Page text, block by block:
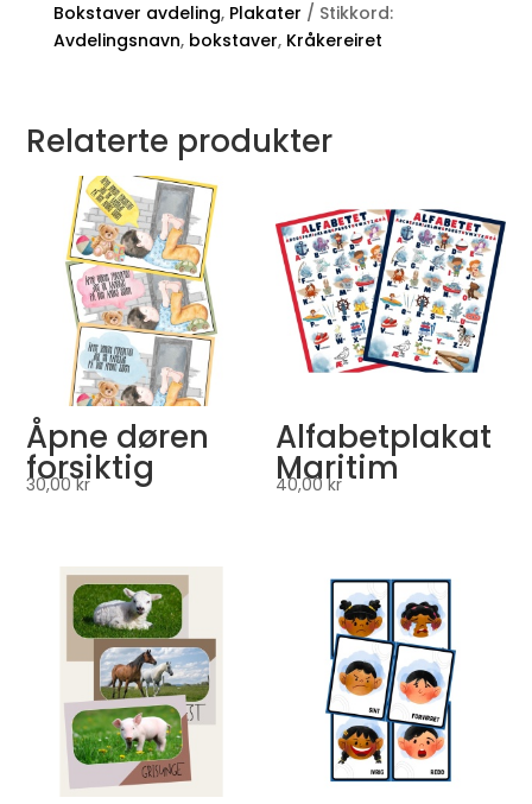
Bokstaver avdeling, Plakater
Stikkord:
Avdelingsnavn, bokstaver, Kråkereiret
Relaterte produkter
Åpne døren
forsiktig
30,00kr
Alfabetplakat
Maritim
40,00kr